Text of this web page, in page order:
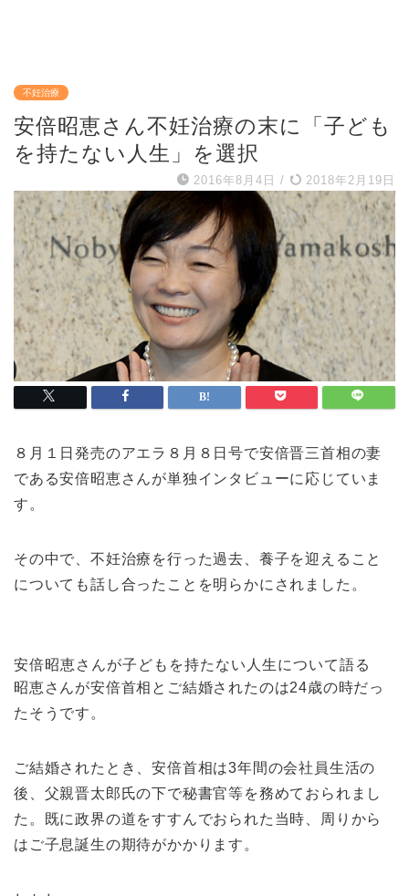
不妊治療
安倍昭恵さん不妊治療の末に「子ども
を持たない人生」を選択
2016年8月4日 / 2018年2月19日
８月１日発売のアエラ８月８日号で安倍晋三首相の妻
である安倍昭恵さんが単独インタビューに応じていま
す。
その中で、不妊治療を行った過去、養子を迎えること
についても話し合ったことを明らかにされました。
安倍昭恵さんが子どもを持たない人生について語る
昭恵さんが安倍首相とご結婚されたのは24歳の時だっ
たそうです。
ご結婚されたとき、安倍首相は3年間の会社員生活の
後、父親晋太郎氏の下で秘書官等を務めておられまし
た。既に政界の道をすすんでおられた当時、周りから
はご子息誕生の期待がかかります。